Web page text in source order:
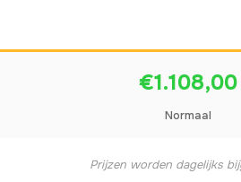
€1.108,00
Normaal
Prijzen worden dagelijks